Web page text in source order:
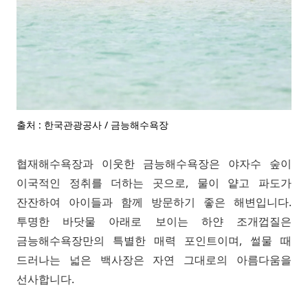
출처 : 한국관광공사 / 금능해수욕장
협재해수욕장과 이웃한 금능해수욕장은 야자수 숲이
이국적인 정취를 더하는 곳으로, 물이 얕고 파도가
잔잔하여 아이들과 함께 방문하기 좋은 해변입니다.
투명한 바닷물 아래로 보이는 하얀 조개껍질은
금능해수욕장만의 특별한 매력 포인트이며, 썰물 때
드러나는 넓은 백사장은 자연 그대로의 아름다움을
선사합니다.